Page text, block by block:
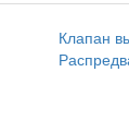
Клапан